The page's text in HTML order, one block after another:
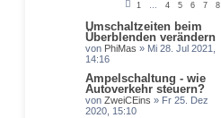
1 … 4 5 6 7 8
Umschaltzeiten beim
Überblenden verändern
von PhiMas » Mi 28. Jul 2021,
14:16
Ampelschaltung - wie
Autoverkehr steuern?
von ZweiCEins » Fr 25. Dez
2020, 15:10